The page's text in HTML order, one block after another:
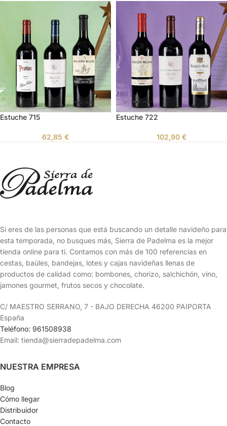
Estuche 715
62,85 €
Estuche 722
102,90 €
Si eres de las personas que está buscando un detalle navideño para
esta temporada, no busques más, Sierra de Padelma es la mejor
tienda online para ti. Contamos con más de 100 referencias en
cestas, baúles, bandejas, lotes y cajas navideñas llenas de
productos de calidad como: bombones, chorizo, salchichón, vino,
jamones gourmet, frutos secos y chocolate.
C/ MAESTRO SERRANO, 7 - BAJO DERECHA 46200 PAIPORTA
España
Teléfono: 961508938
Email: tienda@sierradepadelma.com
NUESTRA EMPRESA
Blog
Cómo llegar
Distribuidor
Contacto